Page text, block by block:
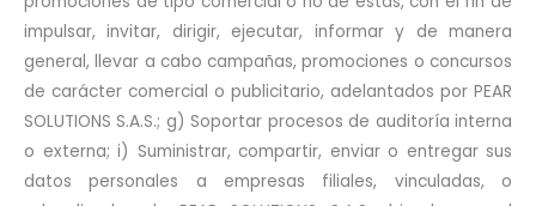
impulsar, invitar, dirigir, ejecutar, informar y de manera
general, llevar a cabo campañas, promociones o concursos
de carácter comercial o publicitario, adelantados por PEAR
SOLUTIONS S.A.S.; g) Soportar procesos de auditoría interna
o externa; i) Suministrar, compartir, enviar o entregar sus
datos personales a empresas filiales, vinculadas, o